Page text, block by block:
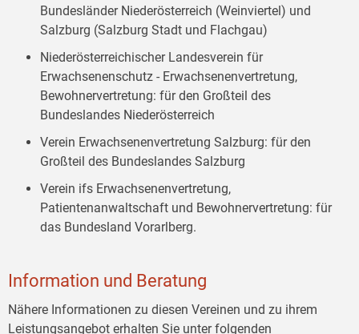
Bundesländer Niederösterreich (Weinviertel) und
Salzburg (Salzburg Stadt und Flachgau)
Niederösterreichischer Landesverein für
Erwachsenenschutz - Erwachsenenvertretung,
Bewohnervertretung: für den Großteil des
Bundeslandes Niederösterreich
Verein Erwachsenenvertretung Salzburg: für den
Großteil des Bundeslandes Salzburg
Verein ifs Erwachsenenvertretung,
Patientenanwaltschaft und Bewohnervertretung: für
das Bundesland Vorarlberg.
Information und Beratung
Nähere Informationen zu diesen Vereinen und zu ihrem
Leistungsangebot erhalten Sie unter folgenden